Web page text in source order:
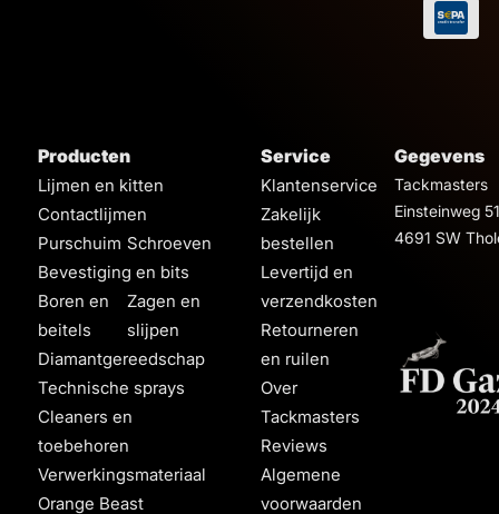
Producten
Lijmen en kitten
Contactlijmen
Purschuim Schroeven
Bevestiging en bits
Boren en
beitels
Zagen en
slijpen
Diamantgereedschap
Technische sprays
Cleaners en
toebehoren
Verwerkingsmateriaal
Orange Beast
Service
Klantenservice
Zakelijk
bestellen
Levertijd en
verzendkosten
Retourneren
en ruilen
Over
Tackmasters
Reviews
Algemene
voorwaarden
Gegevens
Tackmasters
Einsteinweg 51
4691 SW